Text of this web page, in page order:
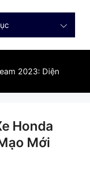
2023: Diện
Honda
Mới